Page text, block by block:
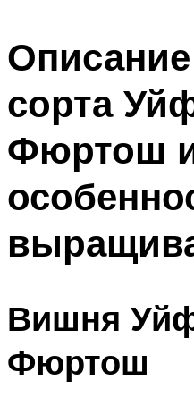
сорта
Фюртош
Вишня
Фюртош